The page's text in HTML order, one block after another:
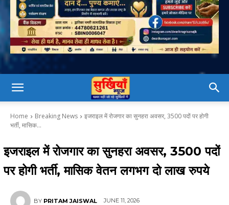
Home Breaking News
इजराइल में रोजगार का सुनहरा अवसर, 3500 पदों पर होगी
भर्ती, मासिक...
इजराइल में रोजगार का सुनहरा अवसर, 3500 पदों
पर होगी भर्ती, मासिक वेतन लगभग दो लाख रुपये
BY PRITAM JAISWAL JUNE 11, 2026